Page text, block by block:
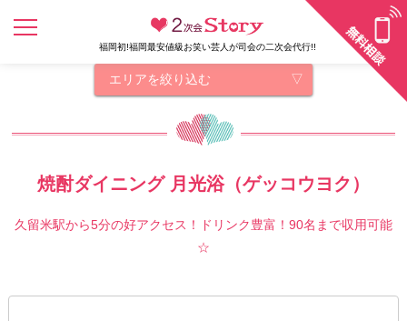
福岡初!福岡最安値級お笑い芸人が司会の二次会代行!!
エリアを絞り込む
焼酎ダイニング 月光浴（ゲッコウヨク）
久留米駅から5分の好アクセス！ドリンク豊富！90名まで収用可能
☆